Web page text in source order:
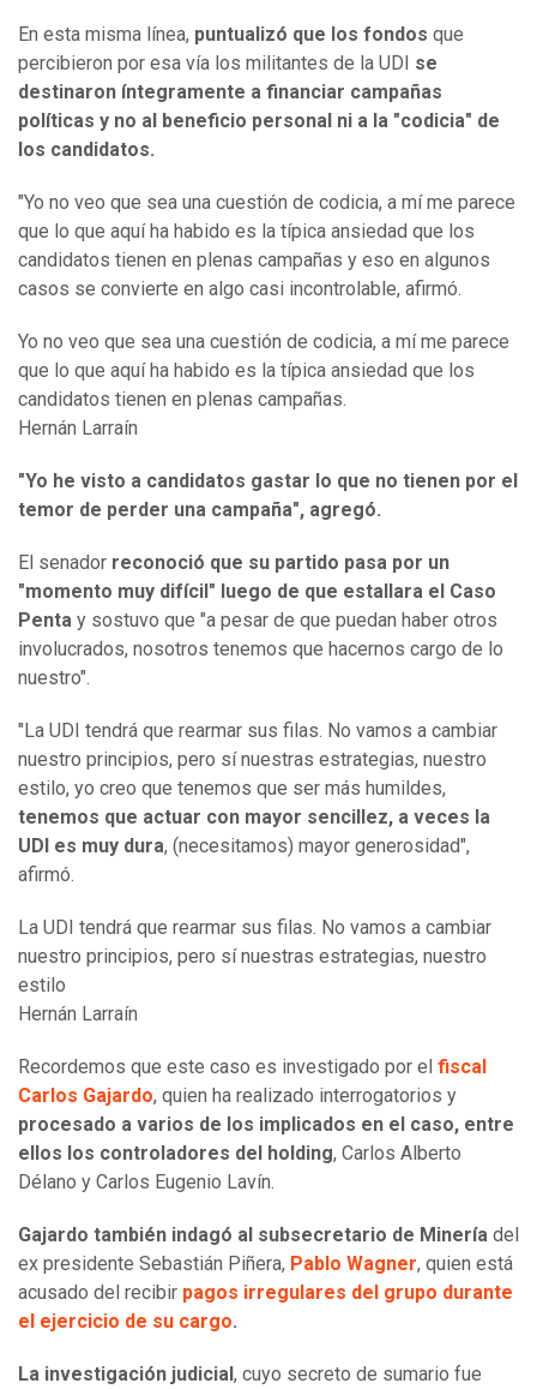
En esta misma línea, puntualizó que los fondos que
percibieron por esa vía los militantes de la UDI se
destinaron íntegramente a financiar campañas
políticas y no al beneficio personal ni a la "codicia" de
los candidatos.
"Yo no veo que sea una cuestión de codicia, a mí me parece
que lo que aquí ha habido es la típica ansiedad que los
candidatos tienen en plenas campañas y eso en algunos
casos se convierte en algo casi incontrolable, afirmó.
Yo no veo que sea una cuestión de codicia, a mí me parece
que lo que aquí ha habido es la típica ansiedad que los
candidatos tienen en plenas campañas.
Hernán Larraín
"Yo he visto a candidatos gastar lo que no tienen por el
temor de perder una campaña", agregó.
El senador reconoció que su partido pasa por un
"momento muy difícil" luego de que estallara el Caso
Penta y sostuvo que "a pesar de que puedan haber otros
involucrados, nosotros tenemos que hacernos cargo de lo
nuestro".
"La UDI tendrá que rearmar sus filas. No vamos a cambiar
nuestro principios, pero sí nuestras estrategias, nuestro
estilo, yo creo que tenemos que ser más humildes,
tenemos que actuar con mayor sencillez, a veces la
UDI es muy dura, (necesitamos) mayor generosidad",
afirmó.
La UDI tendrá que rearmar sus filas. No vamos a cambiar
nuestro principios, pero sí nuestras estrategias, nuestro
estilo
Hernán Larraín
Recordemos que este caso es investigado por el fiscal
Carlos Gajardo, quien ha realizado interrogatorios y
procesado a varios de los implicados en el caso, entre
ellos los controladores del holding, Carlos Alberto
Délano y Carlos Eugenio Lavín.
Gajardo también indagó al subsecretario de Minería del
ex presidente Sebastián Piñera, Pablo Wagner, quien está
acusado del recibir pagos irregulares del grupo durante
el ejercicio de su cargo.
La investigación judicial , cuyo secreto de sumario fue